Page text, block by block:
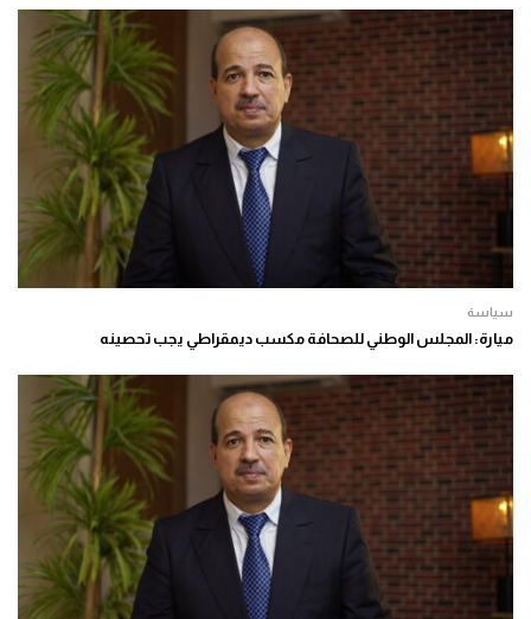
سياسة
ميارة: المجلس الوطني للصحافة مكسب ديمقراطي يجب تحصينه